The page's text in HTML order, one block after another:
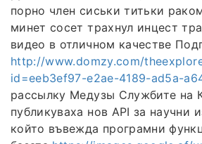
порно член сиськи титьки
минет сосет трахнул инцест
видео в отличном качестве
http://www.domzy.com/
id=eeb3ef97-e2ae-4189-ad5a-
рассылку Медузы Службите на
публикуваха нов API за научни
който въвежда програмни